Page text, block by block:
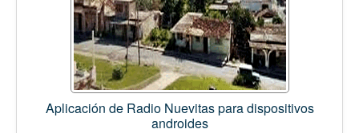
Aplicación de Radio Nuevitas para dispositivos
androides